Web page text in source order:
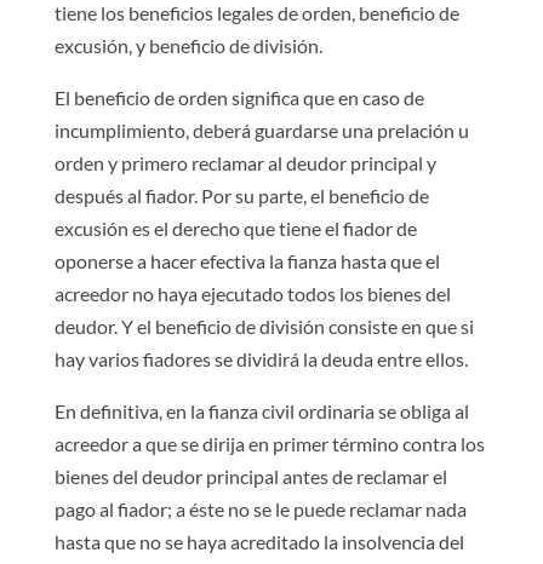
tiene los beneficios legales de orden, beneficio de
excusión, y beneficio de división.
El beneficio de orden significa que en caso de
incumplimiento, deberá guardarse una prelación u
orden y primero reclamar al deudor principal y
después al fiador. Por su parte, el beneficio de
excusión es el derecho que tiene el fiador de
oponerse a hacer efectiva la fianza hasta que el
acreedor no haya ejecutado todos los bienes del
deudor. Y el beneficio de división consiste en que si
hay varios fiadores se dividirá la deuda entre ellos.
En definitiva, en la fianza civil ordinaria se obliga al
acreedor a que se dirija en primer término contra los
bienes del deudor principal antes de reclamar el
pago al fiador; a éste no se le puede reclamar nada
hasta que no se haya acreditado la insolvencia del